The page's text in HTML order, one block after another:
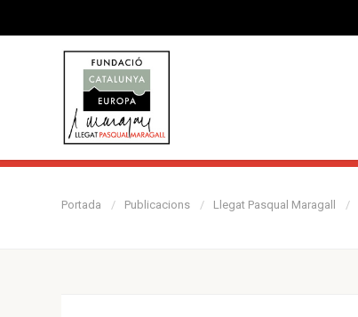
Portada Publicacions Llegat Pasqual Maragall